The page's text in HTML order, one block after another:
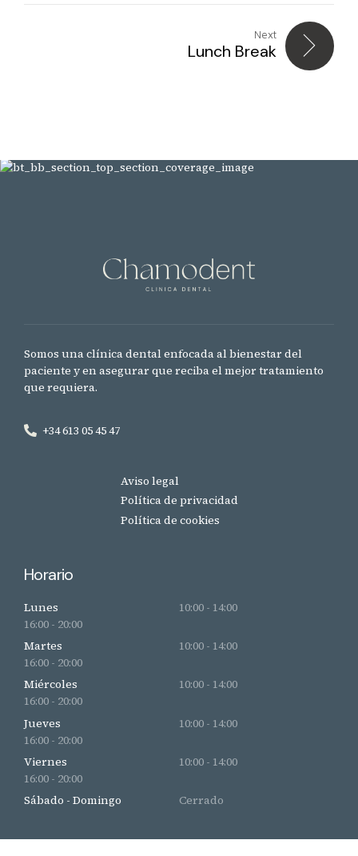
Next
Lunch Break
Somos una clínica dental enfocada al bienestar del
paciente y en asegurar que reciba el mejor tratamiento
que requiera.
+34 613 05 45 47
Aviso legal
Política de privacidad
Política de cookies
Horario
Lunes
10:00 - 14:00
16:00 - 20:00
Martes
10:00 - 14:00
16:00 - 20:00
Miércoles
10:00 - 14:00
16:00 - 20:00
Jueves
10:00 - 14:00
16:00 - 20:00
Viernes
10:00 - 14:00
16:00 - 20:00
Sábado - Domingo
Cerrado